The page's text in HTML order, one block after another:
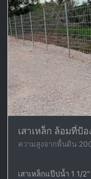
เสาเหล็ก ล้อมที่ป้
ความสูงจากพื้นดิน
เสาเหล็กแป๊ปน้ำ 1 1/